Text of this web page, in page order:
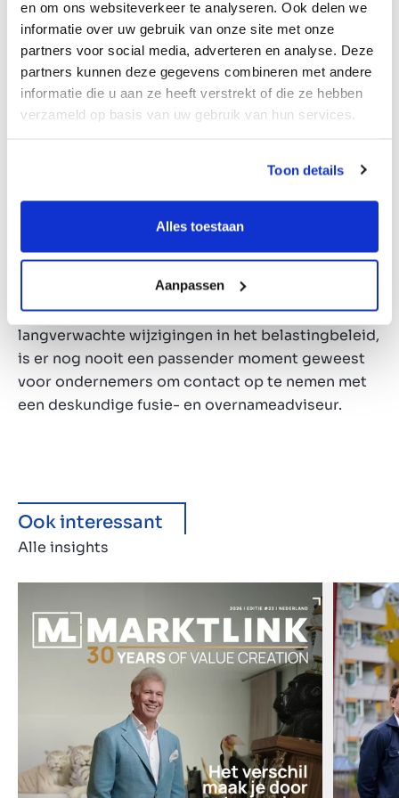
en om ons websiteverkeer te analyseren. Ook delen we
informatie over uw gebruik van onze site met onze
partners voor social media, adverteren en analyse. Deze
partners kunnen deze gegevens combineren met andere
informatie die u aan ze heeft verstrekt of die ze hebben
verzameld op basis van uw gebruik van hun services.
Toon details
Alles toestaan
Aanpassen
150 deals te sluiten en onze bestaande kantoren
in het Verenigd Koninkrijk doen het goed. De
opening van ons kantoor in Londen is een
spannende volgende stap in onze missie om dé
toonaangevende adviseur voor ondernemers te
Onze recente derde Britse ronde van deMarktlink
heeft aangetoond dat 42% van de Britse
heeft en 43% niet weet hoeveel hun bedrijf waard
moet zijn om eruit te kunnen stappen. En met de
aankomende najaarsbegroting en de
langverwachte wijzigingen in het belastingbeleid,
is er nog nooit een passender moment geweest
voor ondernemers om contact op te nemen met
een deskundige fusie- en overnameadviseur.
Ook interessant
Alle insights